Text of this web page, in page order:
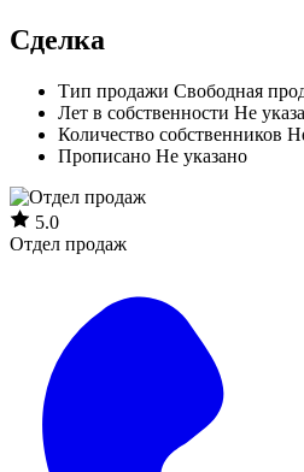
Сделка
Тип продажи Свободная
Лет в собственности Не
Количество собственников
Прописано Не указано
5.0
Отдел продаж